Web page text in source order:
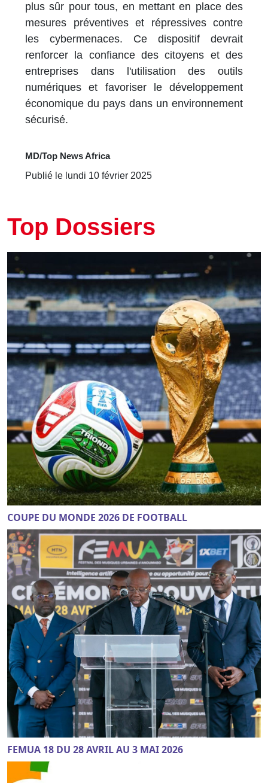
plus sûr pour tous, en mettant en place des
mesures préventives et répressives contre
les cybermenaces. Ce dispositif devrait
renforcer la confiance des citoyens et des
entreprises dans l'utilisation des outils
numériques et favoriser le développement
économique du pays dans un environnement
sécurisé.
MD/Top News Africa
Publié le lundi 10 février 2025
Top Dossiers
COUPE DU MONDE 2026 DE FOOTBALL
FEMUA 18 DU 28 AVRIL AU 3 MAI 2026